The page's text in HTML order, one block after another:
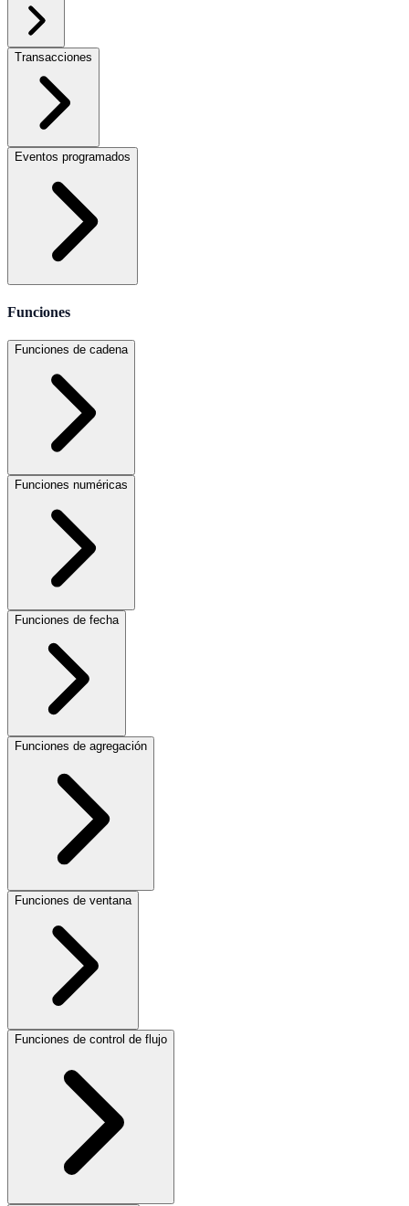
Transacciones
Eventos programados
Funciones
Funciones de cadena
Funciones numéricas
Funciones de fecha
Funciones de agregación
Funciones de ventana
Funciones de control de flujo